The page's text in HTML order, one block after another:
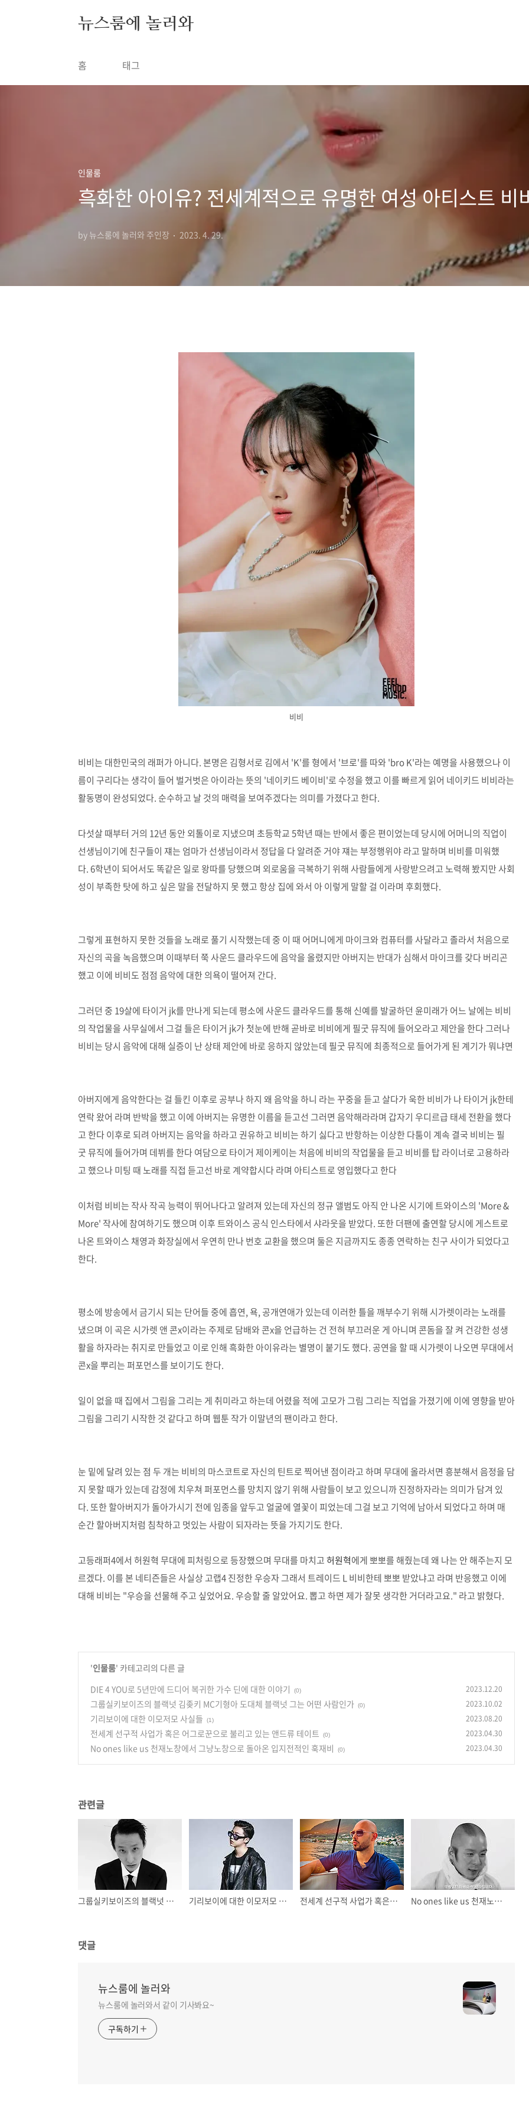
뉴스룸에 놀러와
홈 태그
인물룸
흑화한 아이유? 전세계적으로 유명한 여성 아티스트 비
by 뉴스룸에 놀러와 주인장 2023. 4. 29.
비비
비비는 대한민국의 래퍼가 아니다. 본명은 김형서로 김에서 'K'를 형에서 '브로'를 따와 'bro K'라는 예명을 사용했으나 이
름이 구리다는 생각이 들어 벌거벗은 아이라는 뜻의 '네이키드 베이비'로 수정을 했고 이를 빠르게 읽어 네이키드 비비라는
활동명이 완성되었다. 순수하고 날 것의 매력을 보여주겠다는 의미를 가졌다고 한다.
다섯살 때부터 거의 12년 동안 외톨이로 지냈으며 초등학교 5학년 때는 반에서 좋은 편이었는데 당시에 어머니의 직업이
선생님이기에 친구들이 쟤는 엄마가 선생님이라서 정답을 다 알려준 거야 쟤는 부정행위야 라고 말하며 비비를 미워했
다. 6학년이 되어서도 똑같은 일로 왕따를 당했으며 외로움을 극복하기 위해 사람들에게 사랑받으려고 노력해 봤지만 사회
성이 부족한 탓에 하고 싶은 말을 전달하지 못 했고 항상 집에 와서 아 이렇게 말할 걸 이라며 후회했다.
그렇게 표현하지 못한 것들을 노래로 풀기 시작했는데 중 이 때 어머니에게 마이크와 컴퓨터를 사달라고 졸라서 처음으로
자신의 곡을 녹음했으며 이때부터 쭉 사운드 클라우드에 음악을 올렸지만 아버지는 반대가 심해서 마이크를 갖다 버리곤
했고 이에 비비도 점점 음악에 대한 의욕이 떨어져 간다.
그러던 중 19살에 타이거 jk를 만나게 되는데 평소에 사운드 클라우드를 통해 신예를 발굴하던 윤미래가 어느 날에는 비비
의 작업물을 사무실에서 그걸 들은 타이거 jk가 첫눈에 반해 곧바로 비비에게 필굿 뮤직에 들어오라고 제안을 한다 그러나
비비는 당시 음악에 대해 실증이 난 상태 제안에 바로 응하지 않았는데 필굿 뮤직에 최종적으로 들어가게 된 계기가 뭐냐면
아버지에게 음악한다는 걸 들킨 이후로 공부나 하지 왜 음악을 하니 라는 꾸중을 듣고 살다가 욱한 비비가 나 타이거 jk한테
연락 왔어 라며 반박을 했고 이에 아버지는 유명한 이름을 듣고선 그러면 음악해라라며 갑자기 우디르급 태세 전환을 했다
고 한다 이후로 되려 아버지는 음악을 하라고 권유하고 비비는 하기 싫다고 반항하는 이상한 다툼이 계속 결국 비비는 필
굿 뮤직에 들어가며 데뷔를 한다 여담으로 타이거 제이케이는 처음에 비비의 작업물을 듣고 비비를 탑 라이너로 고용하라
고 했으나 미팅 때 노래를 직접 듣고선 바로 계약합시다 라며 아티스트로 영입했다고 한다
이처럼 비비는 작사 작곡 능력이 뛰어나다고 알려져 있는데 자신의 정규 앨범도 아직 안 나온 시기에 트와이스의 'More &
More' 작사에 참여하기도 했으며 이후 트와이스 공식 인스타에서 샤라웃을 받았다. 또한 더팬에 출연할 당시에 게스트로
나온 트와이스 채영과 화장실에서 우연히 만나 번호 교환을 했으며 둘은 지금까지도 종종 연락하는 친구 사이가 되었다고
한다.
평소에 방송에서 금기시 되는 단어들 중에 흡연, 욕, 공개연애가 있는데 이러한 틀을 깨부수기 위해 시가렛이라는 노래를
냈으며 이 곡은 시가렛 앤 콘x이라는 주제로 담배와 콘x을 언급하는 건 전혀 부끄러운 게 아니며 콘돔을 잘 켜 건강한 성생
활을 하자라는 취지로 만들었고 이로 인해 흑화한 아이유라는 별명이 붙기도 했다. 공연을 할 때 시가렛이 나오면 무대에서
콘x을 뿌리는 퍼포먼스를 보이기도 한다.
일이 없을 때 집에서 그림을 그리는 게 취미라고 하는데 어렸을 적에 고모가 그림 그리는 직업을 가졌기에 이에 영향을 받아
그림을 그리기 시작한 것 같다고 하며 웹툰 작가 이말년의 팬이라고 한다.
눈 밑에 달려 있는 점 두 개는 비비의 마스코트로 자신의 틴트로 찍어낸 점이라고 하며 무대에 올라서면 흥분해서 음정을 담
지 못할 때가 있는데 감정에 치우쳐 퍼포먼스를 망치지 않기 위해 사람들이 보고 있으니까 진정하자라는 의미가 담겨 있
다. 또한 할아버지가 돌아가시기 전에 임종을 앞두고 얼굴에 열꽃이 피었는데 그걸 보고 기억에 남아서 되었다고 하며 매
순간 할아버지처럼 침착하고 멋있는 사람이 되자라는 뜻을 가지기도 한다.
고등래퍼4에서 허원혁 무대에 피처링으로 등장했으며 무대를 마치고허원혁에게 뽀뽀를 해줬는데 왜 나는 안 해주는지 모
르겠다. 이를 본 네티즌들은 사실상 고랩4 진정한 우승자 그래서 트레이드 L 비비한테 뽀뽀 받았냐고 라며 반응했고 이에
대해 비비는 "우승을 선물해 주고 싶었어요. 우승할 줄 알았어요. 뽑고 하면 제가 잘못 생각한 거더라고요." 라고 밝혔다.
'인물룸' 카테고리의 다른 글
DIE 4 YOU로 5년만에 드디어 복귀한 가수 딘에 대한 이야기
(0) 2023.12.20
그룹실키보이즈의 블랙넛 김좆키 MC기형아 도대체 블랙넛 그는 어떤 사람인가 (0) 2023.10.02
기리보이에 대한 이모저모 사실들 (1) 2023.08.20
전세계 선구적 사업가 혹은 어그로꾼으로 불리고 있는 앤드류 테이트 (0) 2023.04.30
No ones like us 천재노창에서 그냥노창으로 돌아온 입지전적인 훅재비 (0) 2023.04.30
관련글
그룹실키보이즈의 블랙넛 김좆키 MC기형아 도대체 블랙넛 그는 어떤 사람인가 기리보이에 대한 이모저모 사실들 전세계 선구적 사업가 혹은 어그로꾼으로 불리고 있는 앤드류 테이트 No ones like us 천재노창에서 그냥노창으로 돌아온 입지전적인 훅재비
댓글
뉴스룸에 놀러와
뉴스룸에 놀러와서 같이 기사봐요~
구독하기